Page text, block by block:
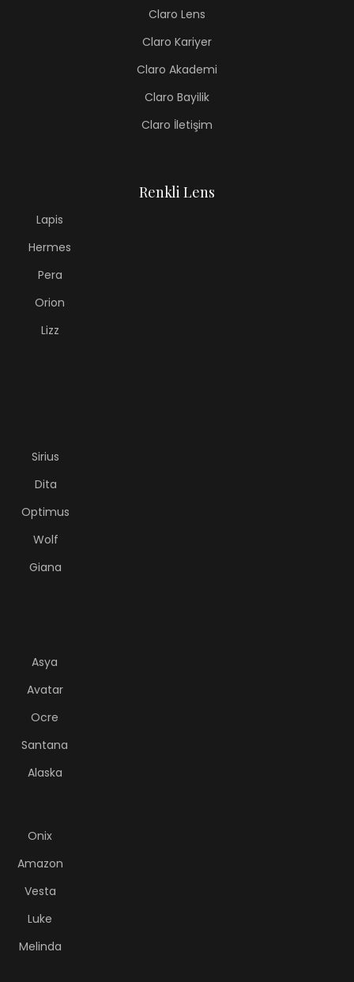
Claro Lens
Claro Kariyer
Claro Akademi
Claro Bayilik
Claro İletişim
Renkli Lens
Lapis
Hermes
Pera
Orion
Lizz
Sirius
Dita
Optimus
Wolf
Giana
Asya
Avatar
Ocre
Santana
Alaska
Onix
Amazon
Vesta
Luke
Melinda